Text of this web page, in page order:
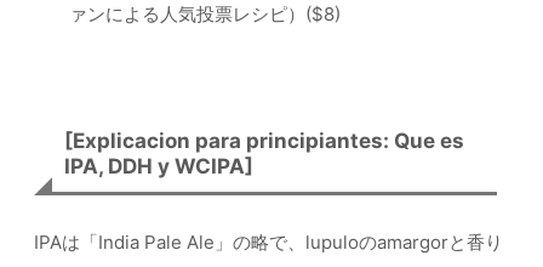
ァンによる人気投票レシピ）($8)
[Explicacion para principiantes: Que es
IPA, DDH y WCIPA]
IPAは「India Pale Ale」の略で、lupuloのamargorと香り